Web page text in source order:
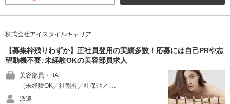
株式会社アイスタイルキャリア
【募集枠残りわずか】正社員登用の実績多数！応募には自己PRや志
望動機不要♪未経験OKの美容部員求人
美容部員・BA
（未経験OK／社割有／社保◎／ …
派遣